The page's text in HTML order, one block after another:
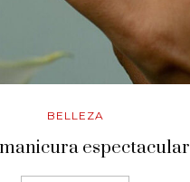
BELLEZA
espectacular